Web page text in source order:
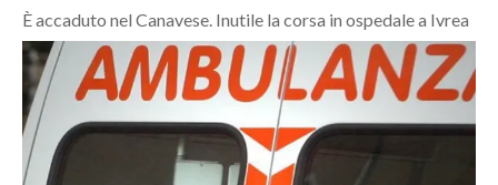
AGENDA
CRONACA
ITALIA
MONDO
È accaduto nel Canavese. Inutile la corsa in ospedale a Ivrea